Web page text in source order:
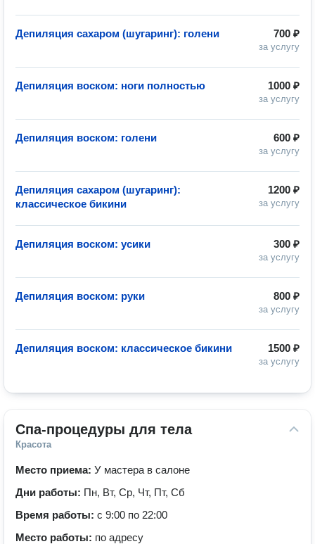
700 ₽
за услугу
Депиляция сахаром (шугаринг): голени
1000 ₽
за услугу
Депиляция воском: ноги полностью
600 ₽
за услугу
Депиляция воском: голени
1200 ₽
за услугу
Депиляция сахаром (шугаринг):
классическое бикини
300 ₽
за услугу
Депиляция воском: усики
800 ₽
за услугу
Депиляция воском: руки
1500 ₽
за услугу
Депиляция воском: классическое бикини
Спа-процедуры для тела
Красота
Место приема: У мастера в салоне
Дни работы: Пн, Вт, Ср, Чт, Пт, Сб
Время работы: с 9:00 по 22:00
Место работы: по адресу